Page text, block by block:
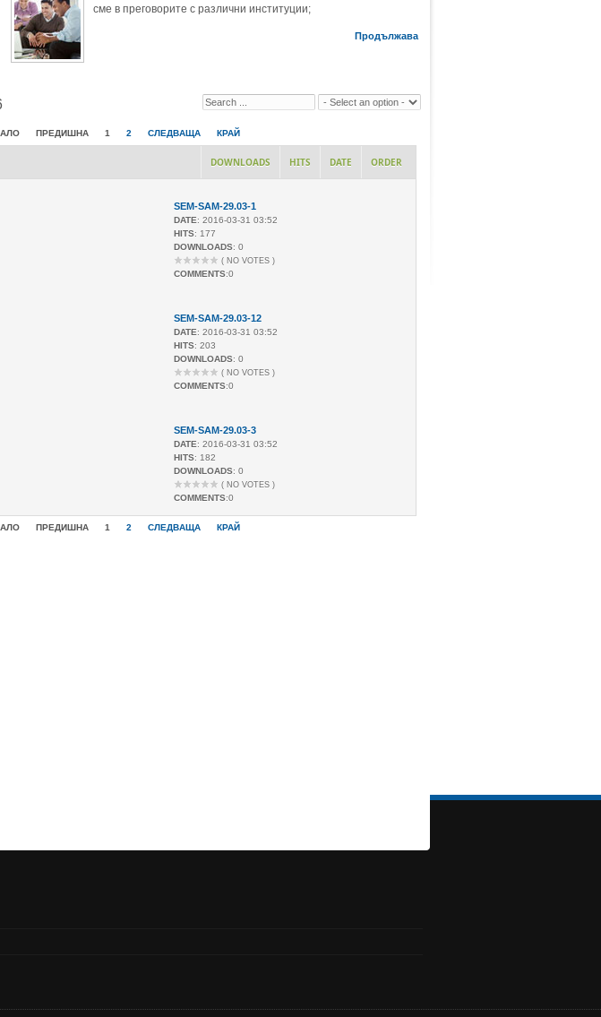
сме в преговорите с различни институции;
Продължава
ПРЕДИШНА 1 2 СЛЕДВАЩА КРАЙ
ORDER
DATE
HITS
DOWNLOADS
SEM-SAM-29.03-1
DATE: 2016-03-31 03:52
HITS: 177
DOWNLOADS: 0
( NO VOTES )
COMMENTS:0
SEM-SAM-29.03-12
DATE: 2016-03-31 03:52
HITS: 203
DOWNLOADS: 0
( NO VOTES )
COMMENTS:0
SEM-SAM-29.03-3
DATE: 2016-03-31 03:52
HITS: 182
DOWNLOADS: 0
( NO VOTES )
COMMENTS:0
ПРЕДИШНА 1 2 СЛЕДВАЩА КРАЙ